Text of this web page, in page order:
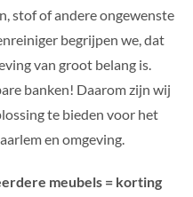
stof of andere ongewenste
begrijpen we, dat
van groot belang is.
banken! Daarom zijn wij
te bieden voor het
en omgeving.
meubels = korting